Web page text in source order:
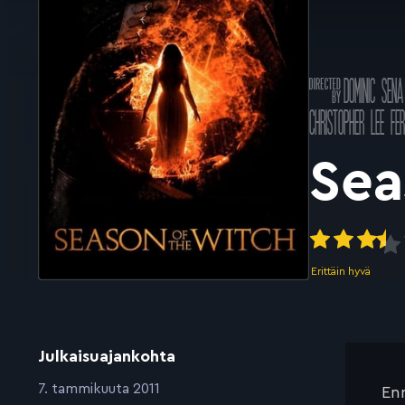
Ohjannut
kDOMINIC SENA
Pääosissa
CHRISTOPHER LEE
Erittäin hyvä
Julkaisuajankohta
:7. tammikuuta 2011